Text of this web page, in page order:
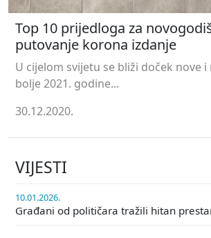
Top 10 prijedloga za
putovanje korona izdanje
U cijelom svijetu se bliži doček nove i
bolje 2021. godine...
30.12.2020.
VIJESTI
10.01.2026.
Građani od političara tražili hitan